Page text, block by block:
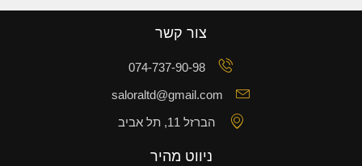
צור קשר
074-737-90-98
saloraltd@gmail.com
הברזל 11, תל אביב
ניווט מהיר